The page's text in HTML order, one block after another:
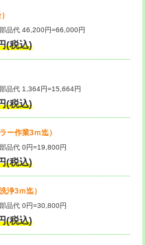
）
修
）
33,000円
33,000円
8,800円～
品代 46,200円=66,000円
(税込)
品代 1,364円=15,664円
(税込)
ー作業3ｍ迄）
品代 0円=19,800円
(税込)
浄3ｍ迄）
品代 0円=30,800円
(税込)